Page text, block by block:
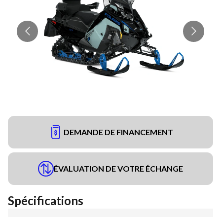
DEMANDE DE FINANCEMENT
ÉVALUATION DE VOTRE ÉCHANGE
Spécifications